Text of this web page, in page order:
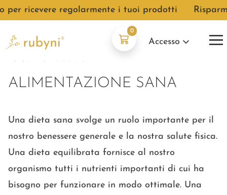
0
Accesso
per ricevere regolarmente i tuoi prodotti
ALIMENTAZIONE SANA
Una dieta sana svolge un ruolo importante per il
nostro benessere generale e la nostra salute fisica.
Una dieta equilibrata fornisce al nostro
organismo tutti i nutrienti importanti di cui ha
bisogno per funzionare in modo ottimale. Una
zurück zur Übersicht